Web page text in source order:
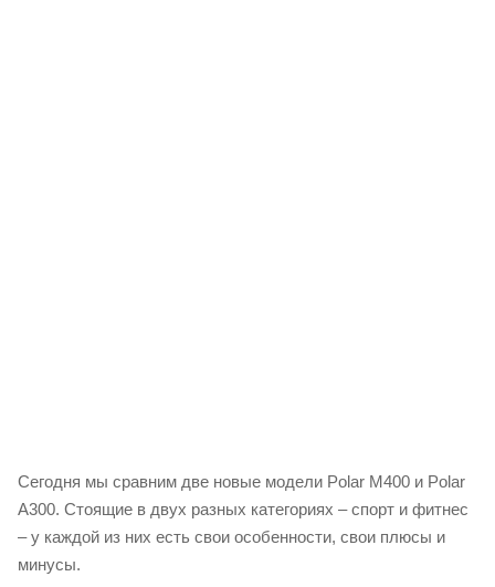
Сегодня мы сравним две новые модели Polar M400 и Polar
A300. Стоящие в двух разных категориях – спорт и фитнес
– у каждой из них есть свои особенности, свои плюсы и
минусы.